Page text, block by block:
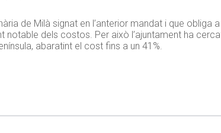
de Milà signat en l’anterior mandat i que obliga
notable dels costos. Per això l’ajuntament ha
abaratint el cost fins a un 41%.